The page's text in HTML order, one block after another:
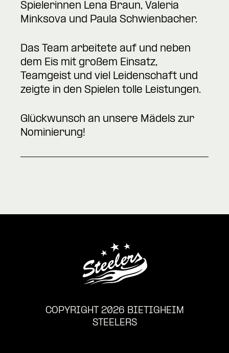
Spielerinnen Lena Braun, Valeria
Minksova und Paula Schwienbacher.
Das Team arbeitete auf und neben
dem Eis mit großem Einsatz,
Teamgeist und viel Leidenschaft und
zeigte in den Spielen tolle Leistungen.
Glückwunsch an unsere Mädels zur
Nominierung!
COPYRIGHT 2026 BIETIGHEIM
STEELERS